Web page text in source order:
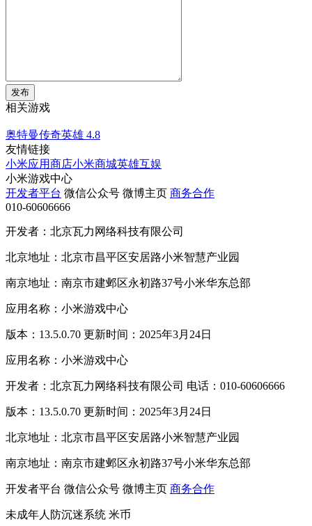
发布
相关游戏
奥特曼传奇英雄 4.8
友情链接
小米应用商店小米商城英雄互娱
小米游戏中心
开发者平台 微信公众号 微博主页 商务合作
010-60606666
开发者：北京瓦力网络科技有限公司
北京地址：北京市昌平区安居路小米智慧产业园
南京地址：南京市建邺区永初路37号小米华东总部
应用名称：小米游戏中心
版本：13.5.0.70 更新时间：2025年3月24日
应用名称：小米游戏中心
开发者：北京瓦力网络科技有限公司 电话：010-60606666
版本：13.5.0.70 更新时间：2025年3月24日
北京地址：北京市昌平区安居路小米智慧产业园
南京地址：南京市建邺区永初路37号小米华东总部
开发者平台 微信公众号 微博主页 商务合作
未成年人防沉迷系统 米币